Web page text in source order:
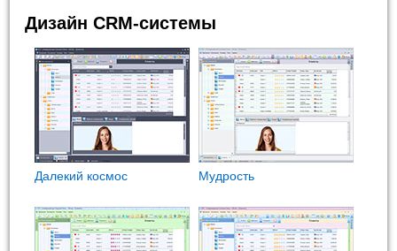
Дизайн CRM-системы
Далекий космос Мудрость